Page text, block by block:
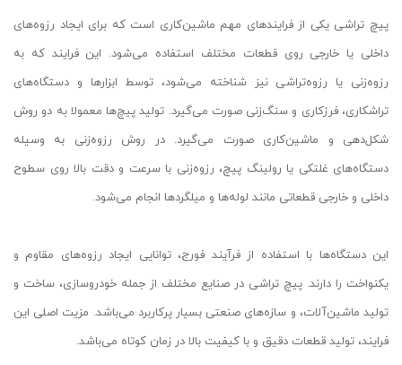
پیچ تراشی یکی از فرایندهای مهم ماشین‌کاری است که برای ایجاد رزوه‌های
داخلی یا خارجی روی قطعات مختلف استفاده می‌شود. این فرایند که به
رزوه‌زنی یا رزوه‌تراشی نیز شناخته می‌شود، توسط ابزارها و دستگاه‌های
تراشکاری، فرزکاری و سنگ‌زنی صورت می‌گیرد. تولید پیچ‌ها معمولا به دو روش
شکل‌دهی و ماشین‌کاری صورت می‌گیرد. در روش رزوه‌زنی به وسیله
دستگاه‌های غلتکی یا رولینگ پیچ، رزوه‌زنی با سرعت و دقت بالا روی سطوح
داخلی و خارجی قطعاتی مانند لوله‌ها و میلگردها انجام می‌شود.
این دستگاه‌ها با استفاده از فرآیند فورج، توانایی ایجاد رزوه‌های مقاوم و
یکنواخت را دارند. پیچ تراشی در صنایع مختلف از جمله خودروسازی، ساخت و
تولید ماشین‌آلات، و سازه‌های صنعتی بسیار پرکاربرد می‌باشد. مزیت اصلی این
فرایند، تولید قطعات دقیق و با کیفیت بالا در زمان کوتاه می‌باشد.